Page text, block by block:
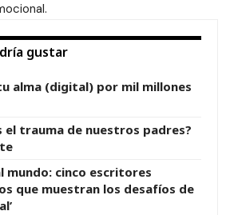
gustar
alma (digital) por mil millones
el trauma de nuestros padres?
mundo: cinco escritores
que muestran los desafíos de